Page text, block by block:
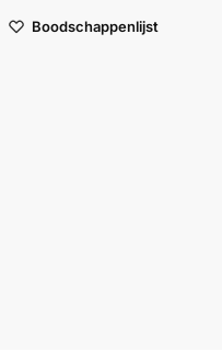
Boodschappenlijst